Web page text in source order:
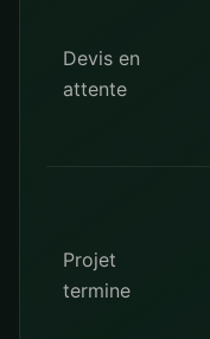
Devis en
attente
Projet
termine